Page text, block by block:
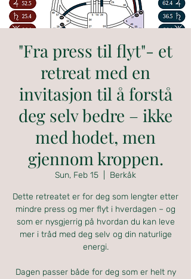
"Fra press til flyt"- et
retreat med en
invitasjon til å forstå
deg selv bedre – ikke
med hodet, men
gjennom kroppen.
Sun, Feb 15 Berkåk
Dette retreatet er for deg som lengter etter
mindre press og mer flyt i hverdagen – og
som er nysgjerrig på hvordan du kan leve
mer i tråd med deg selv og din naturlige
energi.
Dagen passer både for deg som er helt ny